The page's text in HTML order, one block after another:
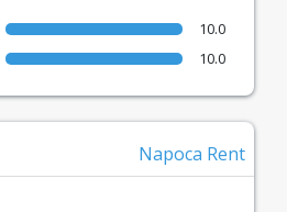
10.0
10.0
Napoca Rent